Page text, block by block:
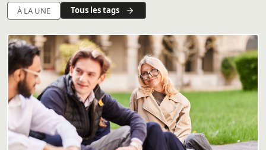
À LA UNE Tous les tags